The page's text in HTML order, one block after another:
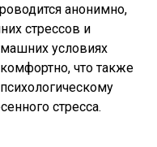
анонимно,
стрессов и
условиях
что также
стресса.